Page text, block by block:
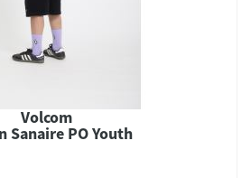
Volcom
Sanaire PO Youth